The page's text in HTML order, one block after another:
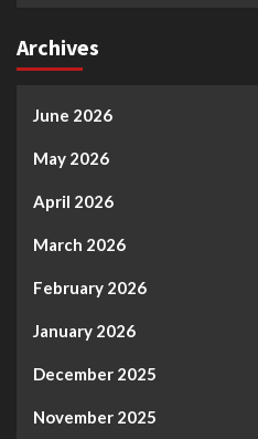
Archives
June 2026
May 2026
April 2026
March 2026
February 2026
January 2026
December 2025
November 2025